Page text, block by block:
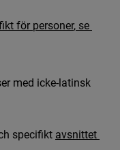
kt för personer, se
med icke-latinsk
specifikt avsnittet